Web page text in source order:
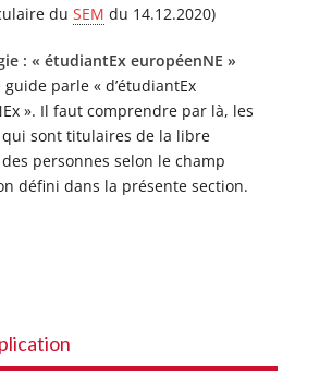
du SEM du 14.12.2020)
: « étudiantEx européenNE »
guide parle « d’étudiantEx
». Il faut comprendre par là, les
qui sont titulaires de la libre
personnes selon le champ
défini dans la présente section.